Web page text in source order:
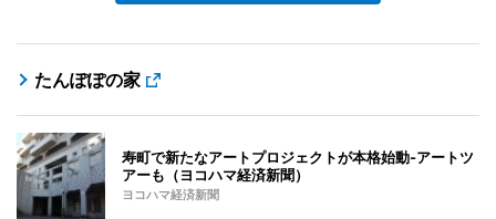
たんぽぽの家
寿町で新たなアートプロジェクトが本格始動-アートツ
アーも（ヨコハマ経済新聞）
ヨコハマ経済新聞